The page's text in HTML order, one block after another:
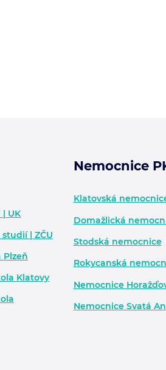
UK
| ZČU
Plzeň
Klatovy
Nemocnice
Klatovská
Domažlická
Stodská nemocnice
Rokycanská
Nemocnice
Nemocnice Svatá